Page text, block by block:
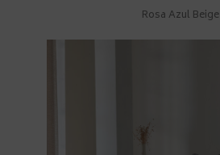
Rosa Azul Beige